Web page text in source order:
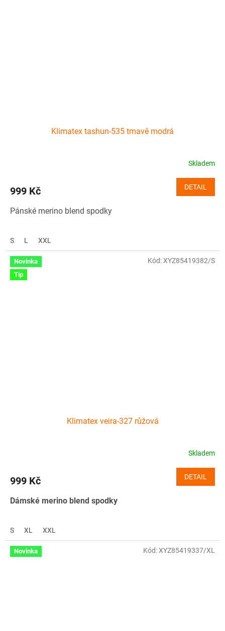
Klimatex tashun-535 tmavě modrá
Skladem
999 Kč DETAIL
Pánské merino blend spodky
S L XXL
Novinka
Tip
Klimatex veira-327 růžová
Skladem
999 Kč DETAIL
Dámské merino blend spodky
S XL XXL
Kód:XYZ85419382/S
Novinka Kód:XYZ85419337/XL